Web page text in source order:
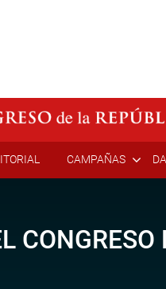
CAMPAÑAS